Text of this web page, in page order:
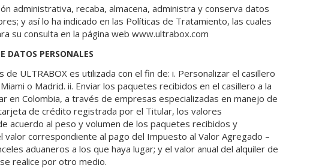
administrativa, recaba, almacena, administra y conserva datos
y así lo ha indicado en las Políticas de Tratamiento, las cuales
su consulta en la página web www.ultrabox.com
DATOS PERSONALES
ULTRABOX es utilizada con el fin de: i. Personalizar el casillero
o Madrid. ii. Enviar los paquetes recibidos en el casillero a la
en Colombia, a través de empresas especializadas en manejo de
de crédito registrada por el Titular, los valores
acuerdo al peso y volumen de los paquetes recibidos y
valor correspondiente al pago del Impuesto al Valor Agregado –
aduaneros a los que haya lugar; y el valor anual del alquiler de
realice por otro medio.